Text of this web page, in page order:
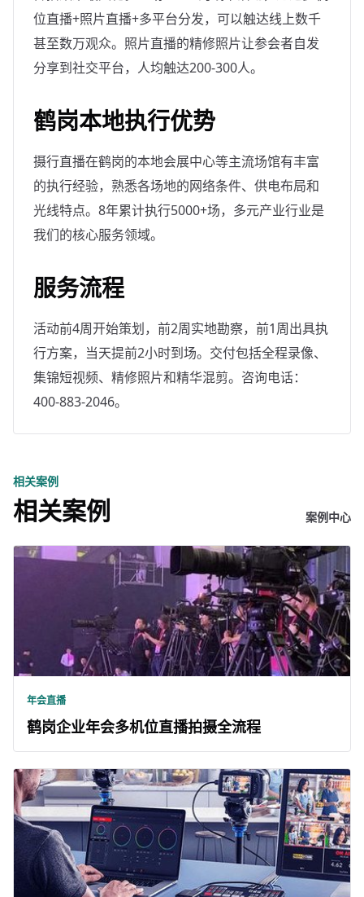
位直播+照片直播+多平台分发，可以触达线上数千
甚至数万观众。照片直播的精修照片让参会者自发
分享到社交平台，人均触达200-300人。
鹤岗本地执行优势
摄行直播在鹤岗的本地会展中心等主流场馆有丰富
的执行经验，熟悉各场地的网络条件、供电布局和
光线特点。8年累计执行5000+场，多元产业行业是
我们的核心服务领域。
服务流程
活动前4周开始策划，前2周实地勘察，前1周出具执
行方案，当天提前2小时到场。交付包括全程录像、
集锦短视频、精修照片和精华混剪。咨询电话：
400-883-2046。
相关案例
相关案例 案例中心
年会直播
鹤岗企业年会多机位直播拍摄全流程